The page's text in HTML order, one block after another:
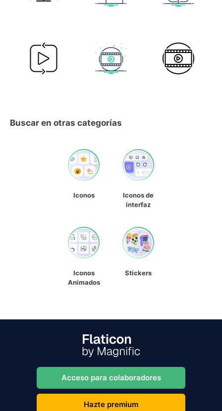
Buscar en otras categorías
Iconos
Iconos de
interfaz
Iconos
Animados
Stickers
Acceso para colaboradores
Hazte premium